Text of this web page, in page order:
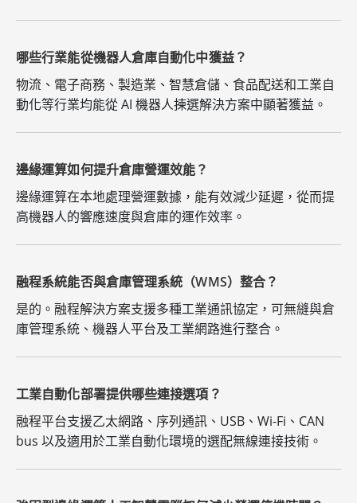
哪些行業能從機器人倉庫自動化中獲益？
物流、電子商務、製造業、智慧倉儲、食品配送和工業自
動化等行業均能從 AI 機器人揀選解決方案中顯著獲益。
邊緣運算如何提升倉庫營運效能？
邊緣運算在本地處理營運數據，能有效減少延遲，從而提
高機器人的響應速度與倉庫的運作效率。
融程系統能否與倉庫管理系統（WMS）整合？
是的。融程解決方案支援多種工業通訊協定，可無縫與倉
庫管理系統、機器人平台及工業網路進行整合。
工業自動化部署提供哪些連接選項？
融程平台支援乙太網路、序列通訊、USB、Wi-Fi、CAN
bus 以及適用於工業自動化環境的選配無線連接技術。